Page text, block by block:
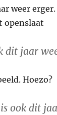
weer
openslaat
dit jaar
Hoezo?
ook dit